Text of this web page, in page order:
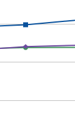
eine Auswertung
Basis der
und sind
wird durch
Schätzwert = 130 mit einem Vertrauensintervall
für Wohnen